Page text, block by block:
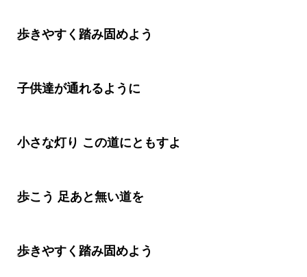
歩きやすく踏み固めよう
子供達が通れるように
小さな灯り この道にともすよ
歩こう 足あと無い道を
歩きやすく踏み固めよう